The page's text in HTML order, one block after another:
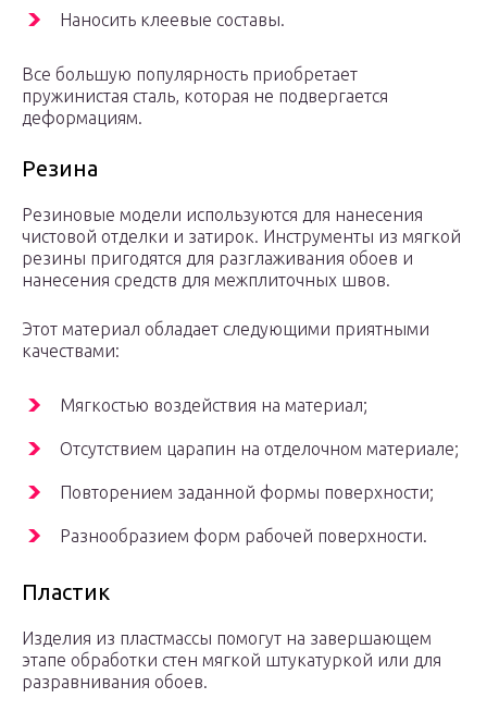
Наносить клеевые составы.
Все большую популярность приобретает
пружинистая сталь, которая не подвергается
деформациям.
Резина
Резиновые модели используются для нанесения
чистовой отделки и затирок. Инструменты из мягкой
резины пригодятся для разглаживания обоев и
нанесения средств для межплиточных швов.
Этот материал обладает следующими приятными
качествами:
Мягкостью воздействия на материал;
Отсутствием царапин на отделочном материале;
Повторением заданной формы поверхности;
Разнообразием форм рабочей поверхности.
Пластик
Изделия из пластмассы помогут на завершающем
этапе обработки стен мягкой штукатуркой или для
разравнивания обоев.